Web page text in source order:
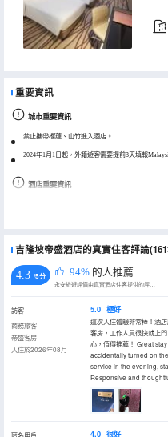
重要資訊
城市重要資訊
禁止攜帶榴蓮、山竹進入酒店。
2024年1月1日起，外籍遊客需要提前3天填報
酒店重要資訊
吉隆坡帝盛酒店的真實住客評論
4.3 /5分 94% 的人推薦
永安旅遊評價由真實酒店住客提供的評價。
訪客
商務旅客
帝盛客房
入住於2026年08月
5.0 極好
這次入住體驗非常棒！酒
客房，工作人員很快就上
心，值得推薦！ Great
accidentally turned on
service in the evening,
Responsive and
匿名用戶 4.0 很好